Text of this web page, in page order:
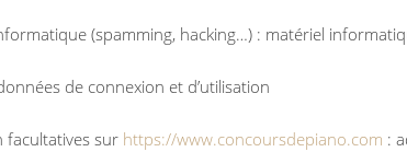
(spamming, hacking…) : matériel
de connexion et d’utilisation
facultatives sur https://www.concoursdepiano.com :